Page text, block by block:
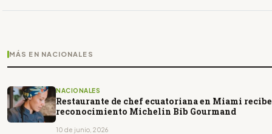
MÁS EN NACIONALES
NACIONALES
Restaurante de chef ecuatoriana en Miami recibe
reconocimiento Michelin Bib Gourmand
10 de junio, 2026